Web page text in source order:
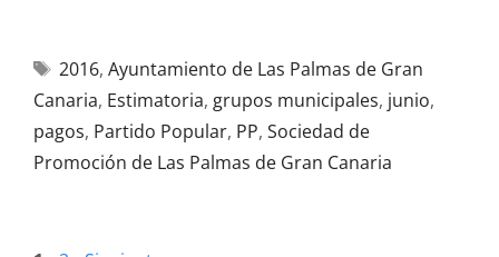
2016, Ayuntamiento de Las Palmas de Gran
Canaria, Estimatoria, grupos municipales, junio,
pagos, Partido Popular, PP, Sociedad de
Promoción de Las Palmas de Gran Canaria